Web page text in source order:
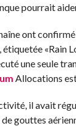
pourrait
ont
étiquetée «Rain
une seule
Allocations
il avait
gouttes